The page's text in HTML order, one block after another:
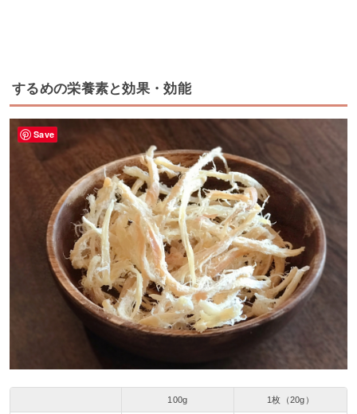
するめの栄養素と効果・効能
100g 1枚（20g）
Save